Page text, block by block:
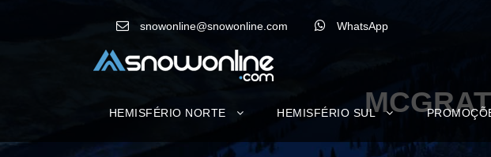
snowonline@snowonline.com WhatsApp
HEMISFÉRIO NORTE HEMISFÉRIO SUL